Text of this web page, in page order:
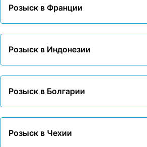
Розыск в Франции
Розыск в Индонезии
Розыск в Болгарии
Розыск в Чехии